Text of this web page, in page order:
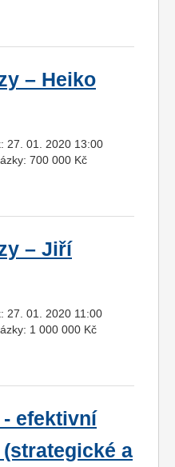
– Heiko
27. 01. 2020 13:00
700 000 Kč
– Jiří
27. 01. 2020 11:00
1 000 000 Kč
efektivní
a